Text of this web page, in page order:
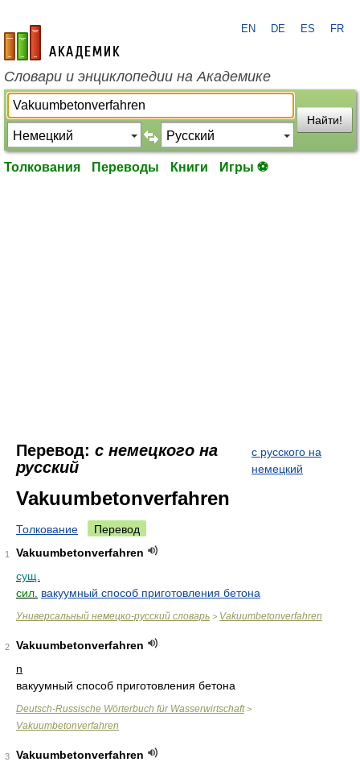
academic.ru
EN DE ES FR
Словари и энциклопедии на Академике
Найти!
Толкования Переводы Книги Игры ⚽
Перевод: с немецкого на
русский
с русского на
немецкий
Vakuumbetonverfahren
Толкование Перевод
1
Vakuumbetonverfahren
сущ.
сил. вакуумный способ приготовления бетона
Универсальный немецко-русский словарь > Vakuumbetonverfahren
2
Vakuumbetonverfahren
n
вакуумный способ приготовления бетона
Deutsch-Russische Wörterbuch für Wasserwirtschaft>
Vakuumbetonverfahren
3
Vakuumbetonverfahren